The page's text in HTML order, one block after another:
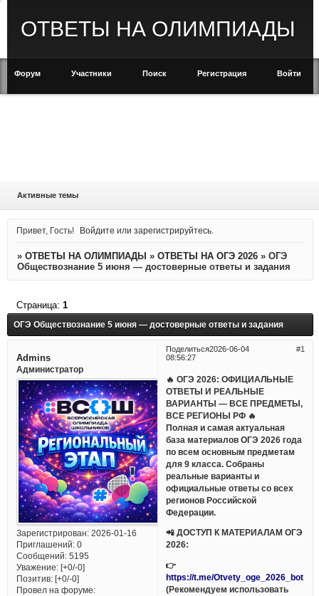
ОТВЕТЫ НА ОЛИМПИАДЫ
Форум Участники Поиск Регистрация Войти
Активные темы
Привет, Гость! Войдите илизарегистрируйтесь
» ОТВЕТЫ НА ОЛИМПИАДЫ » ОТВЕТЫ НА ОГЭ 2026 » ОГЭ
Обществознание 5 июня — достоверные ответы и задания
ОГЭ Обществознание 5 июня — достоверные ответы и задания
Страница: 1
Поделиться 1
2026-06-04
08:56:27
Admins
Администратор
Зарегистрирован: 2026-01-16
Приглашений:0
Сообщений:5195
Уважение: [+0/-0]
Позитив: [+0/-0]
Провел на форуме:
🔥 ОГЭ 2026: ОФИЦИАЛЬНЫЕ
ОТВЕТЫ И РЕАЛЬНЫЕ
ВАРИАНТЫ — ВСЕ ПРЕДМЕТЫ,
ВСЕ РЕГИОНЫ РФ 🔥
Полная и самая актуальная
база материалов ОГЭ 2026 года
по всем основным предметам
для 9 класса. Собраны
реальные варианты и
официальные ответы со всех
регионов Российской
Федерации.
📲 ДОСТУП К МАТЕРИАЛАМ ОГЭ
2026:
👉
https://t.me/Otvety_oge_2026_bot
(Рекомендуем использовать